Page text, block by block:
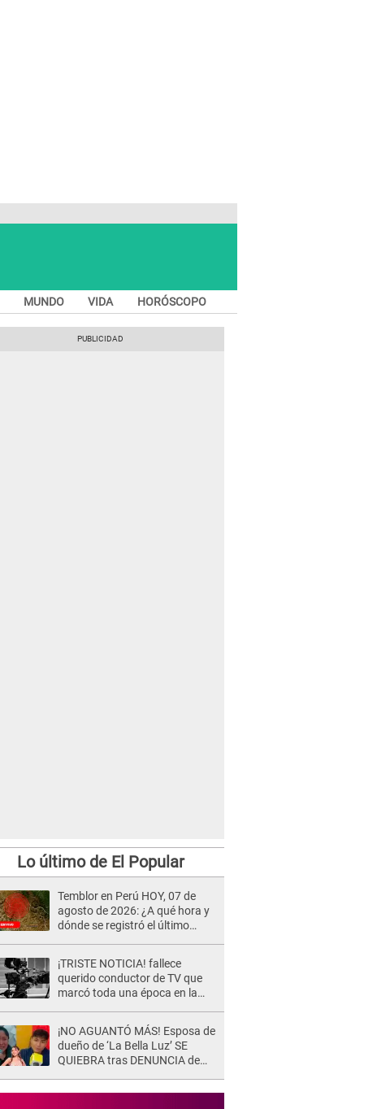
MUNDO VIDA HORÓSCOPO
Lo último de El Popular
Temblor en Perú HOY, 07 de
agosto de 2026: ¿A qué hora y
dónde se registró el último
¡TRISTE NOTICIA! fallece
querido conductor de TV que
marcó toda una época en la
repentino adiós
¡NO AGUANTÓ MÁS! Esposa de
dueño de ‘La Bella Luz’ SE
QUIEBRA tras DENUNCIA de